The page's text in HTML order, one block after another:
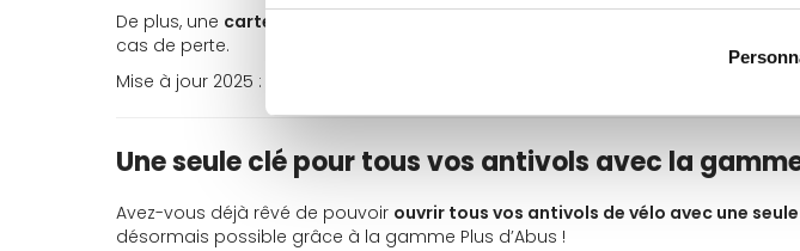
De plus, une carte de propriétaire à code
cas de perte.
Mise à jour 2025 : deux clés classiques sont dorénavant fournies (plus de clé
Une seule clé pour tous vos antivols avec la
Avez-vous déjà rêvé de pouvoir ouvrir tous vos antivols de vélo avec une
désormais possible grâce à la gamme Plus d’Abus !